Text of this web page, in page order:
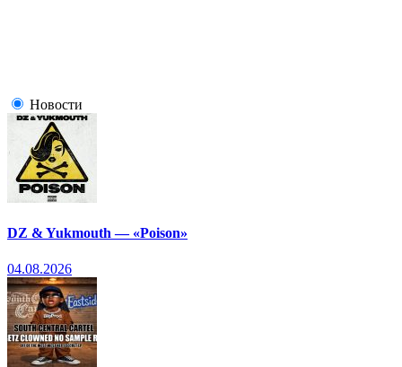
Новости
DZ & Yukmouth — «Poison»
04.08.2026